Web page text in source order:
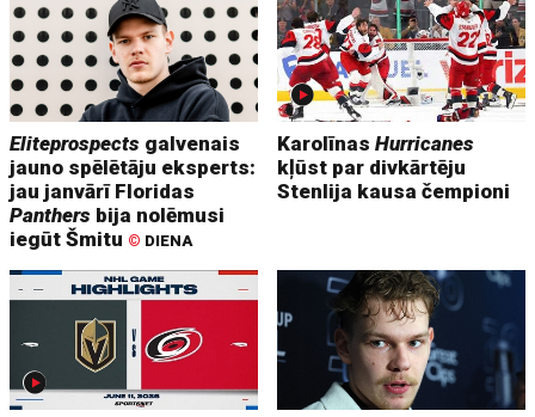
Eliteprospects galvenais
jauno spēlētāju eksperts:
jau janvārī Floridas
Panthers bija nolēmusi
iegūt Šmitu © DIENA
KarolīnasHurricanes
kļūst par divkārtēju
Stenlija kausa čempioni